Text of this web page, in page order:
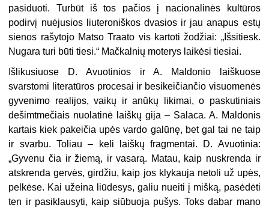
pasiduoti. Turbūt iš tos pačios į nacionalinės kultūros
podirvį nuėjusios liuteroniškos dvasios ir jau anapus estų
sienos rašytojo Matso Traato vis kartoti žodžiai: „Išsitiesk.
Nugara turi būti tiesi.“ Mačkalnių moterys laikėsi tiesiai.
Išlikusiuose D. Avuotinios ir A. Maldonio laiškuose
svarstomi literatūros procesai ir besikeičiančio visuomenės
gyvenimo realijos, vaikų ir anūkų likimai, o paskutiniais
dešimtmečiais nuolatinė laiškų gija – Salaca. A. Maldonis
kartais kiek pakeičia upės vardo galūnę, bet gal tai ne taip
ir svarbu. Toliau – keli laiškų fragmentai. D. Avuotinia:
„Gyvenu čia ir žiemą, ir vasarą. Matau, kaip nuskrenda ir
atskrenda gervės, girdžiu, kaip jos klykauja netoli už upės,
pelkėse. Kai užeina liūdesys, galiu nueiti į mišką, pasėdėti
ten ir pasiklausyti, kaip siūbuoja pušys. Toks dabar mano